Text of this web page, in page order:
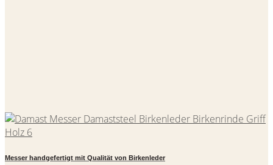
Messer handgefertigt mit Qualität von Birkenleder